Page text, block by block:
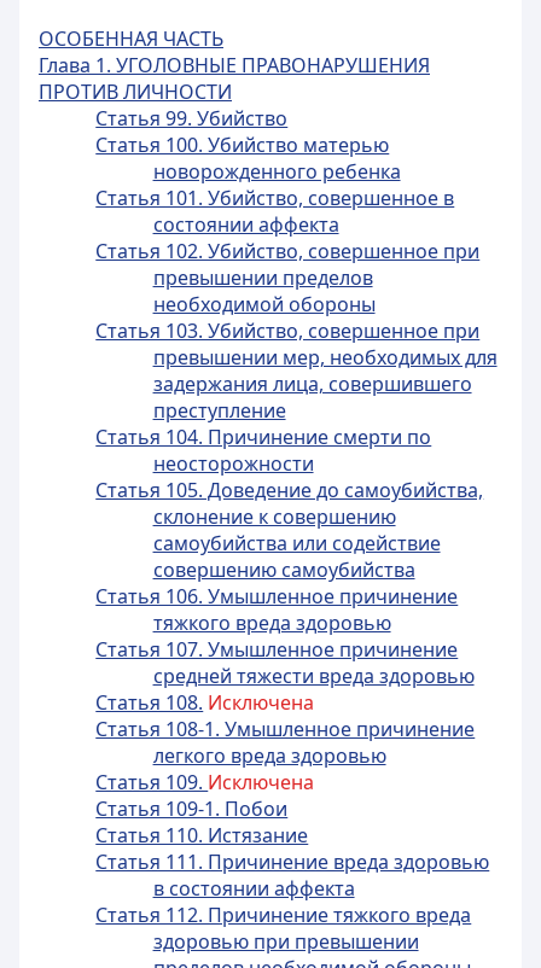
ОСОБЕННАЯ ЧАСТЬ
Глава 1. УГОЛОВНЫЕ ПРАВОНАРУШЕНИЯ
ПРОТИВ ЛИЧНОСТИ
Статья 99. Убийство
Статья 100. Убийство матерью
новорожденного ребенка
Статья 101. Убийство, совершенное в
состоянии аффекта
Статья 102. Убийство, совершенное при
превышении пределов
необходимой обороны
Статья 103. Убийство, совершенное при
превышении мер, необходимых для
задержания лица, совершившего
преступление
Статья 104. Причинение смерти по
неосторожности
Статья 105. Доведение до самоубийства,
склонение к совершению
самоубийства или содействие
совершению самоубийства
Статья 106. Умышленное причинение
тяжкого вреда здоровью
Статья 107. Умышленное причинение
средней тяжести вреда здоровью
Статья 108. Исключена
Статья 108-1. Умышленное причинение
легкого вреда здоровью
Статья 109. Исключена
Статья 109-1. Побои
Статья 110. Истязание
Статья 111. Причинение вреда здоровью
в состоянии аффекта
Статья 112. Причинение тяжкого вреда
здоровью при превышении